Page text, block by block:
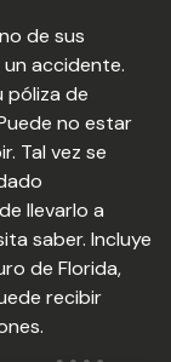
de sus
accidente.
póliza de
no estar
Tal vez se
llevarlo a
saber. Incluye
de Florida,
recibir